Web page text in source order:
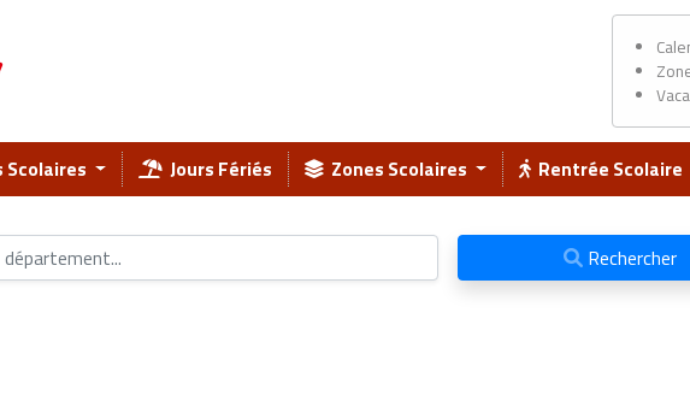
Jours Fériés Zones Scolaires Rentrée Scolaire
Rechercher